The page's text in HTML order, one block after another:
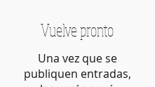
Vuelve pronto
Una vez que se
publiquen entradas,